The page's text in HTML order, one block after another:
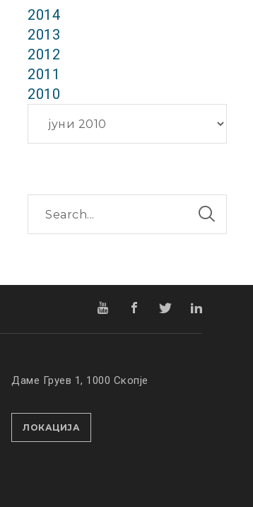
2014
2013
2012
2011
2010
Даме Груев 1, 1000 Скопје
ЛОКАЦИЈА